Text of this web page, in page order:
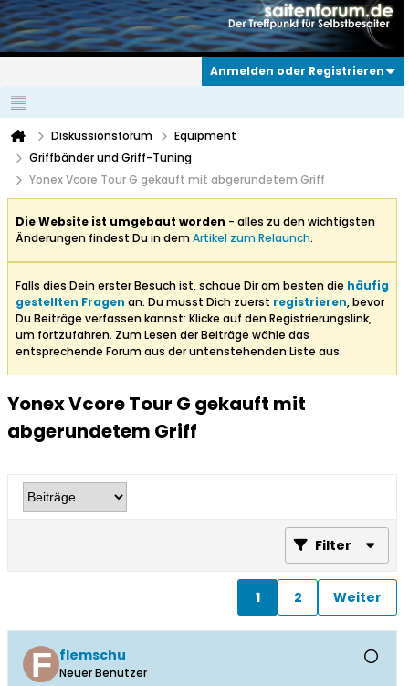
Anmelden oder Registrieren
Diskussionsforum
Equipment
Griffbänder und Griff-Tuning
Yonex Vcore Tour G gekauft mit abgerundetem Griff
Die Website ist umgebaut worden - alles zu den wichtigsten
Änderungen findest Du in demArtikel zum Relaunch.
Falls dies Dein erster Besuch ist, schaue Dir am besten die häufig
gestellten Fragen an. Du musst Dich zuerst registrieren, bevor
Du Beiträge verfassen kannst: Klicke auf den Registrierungslink,
um fortzufahren. Zum Lesen der Beiträge wähle das
entsprechende Forum aus der untenstehenden Liste aus.
Yonex Vcore Tour G gekauft mit
abgerundetem Griff
Filter
1 2 Weiter
flemschu
Neuer Benutzer